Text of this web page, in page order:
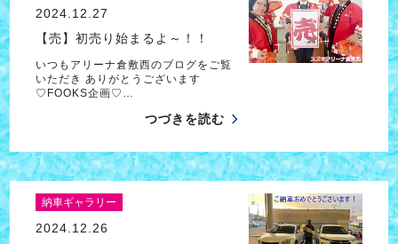
2024.12.27
【売】初売り始まるよ～！！
いつもアリーナ倉敷西のブログをご覧
いただき ありがとうございます
♡FOOKS企画♡…
つづきを読む
納車ギャラリー
2024.12.26